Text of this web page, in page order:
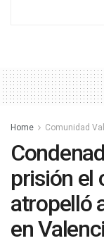
Home Comunidad
prisión el
atropelló
en